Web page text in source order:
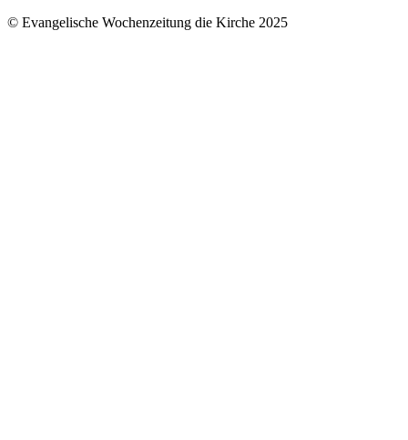
© Evangelische Wochenzeitung die Kirche 2025